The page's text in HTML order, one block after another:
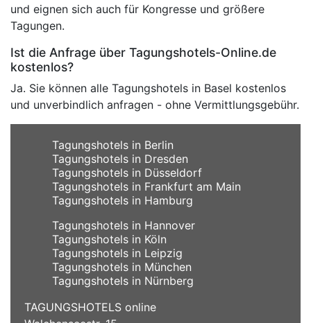
und eignen sich auch für Kongresse und größere
Tagungen.
Ist die Anfrage über Tagungshotels-Online.de
kostenlos?
Ja. Sie können alle Tagungshotels in Basel kostenlos
und unverbindlich anfragen - ohne Vermittlungsgebühr.
Tagungshotels in Berlin
Tagungshotels in Dresden
Tagungshotels in Düsseldorf
Tagungshotels in Frankfurt am Main
Tagungshotels in Hamburg
Tagungshotels in Hannover
Tagungshotels in Köln
Tagungshotels in Leipzig
Tagungshotels in München
Tagungshotels in Nürnberg
TAGUNGSHOTELS online